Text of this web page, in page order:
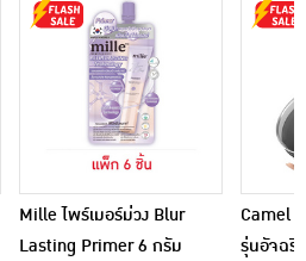
Mille ไพร์เมอร์ม่วง Blur
Lasting Primer 6 กรัม
Camel
รุ่นอัจฉริ